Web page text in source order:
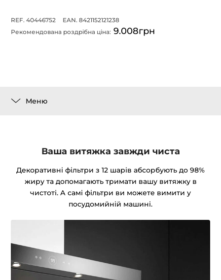
REF. 40446752
EAN. 8421152121238
Рекомендована роздрібна ціна: 9.008грн
Меню
Ваша витяжка завжди чиста
Декоративні фільтри з 12 шарів абсорбують до 98%
жиру та допомагають тримати вашу витяжку в
чистоті. А самі фільтри ви можете вимити у
посудомийній машині.